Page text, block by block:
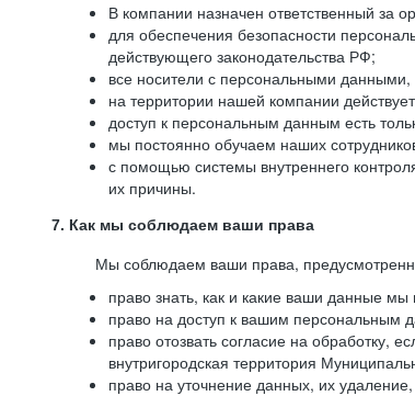
В компании назначен ответственный за
для обеспечения безопасности
действующего законодательства РФ;
все носители с персональными
на территории нашей компании
доступ к персональным данным есть
мы постоянно обучаем наших
с помощью системы внутреннего
их причины.
7. Как мы соблюдаем ваши права
Мы соблюдаем ваши права,
право знать, как и какие ваши данные мы
право на доступ к вашим персональным
право отозвать согласие на обработку,
внутригородская территория
право на уточнение данных, их